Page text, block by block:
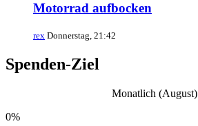
Motorrad aufbocken
rex Donnerstag, 21:42
Spenden-Ziel
Monatlich (August)
0%